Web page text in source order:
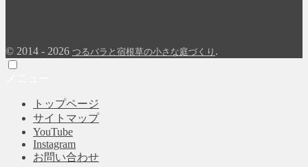
© 2014 - 2026 つるバラと宿根草の小さな庭づくり .
トップページ
サイトマップ
YouTube
Instagram
お問い合わせ